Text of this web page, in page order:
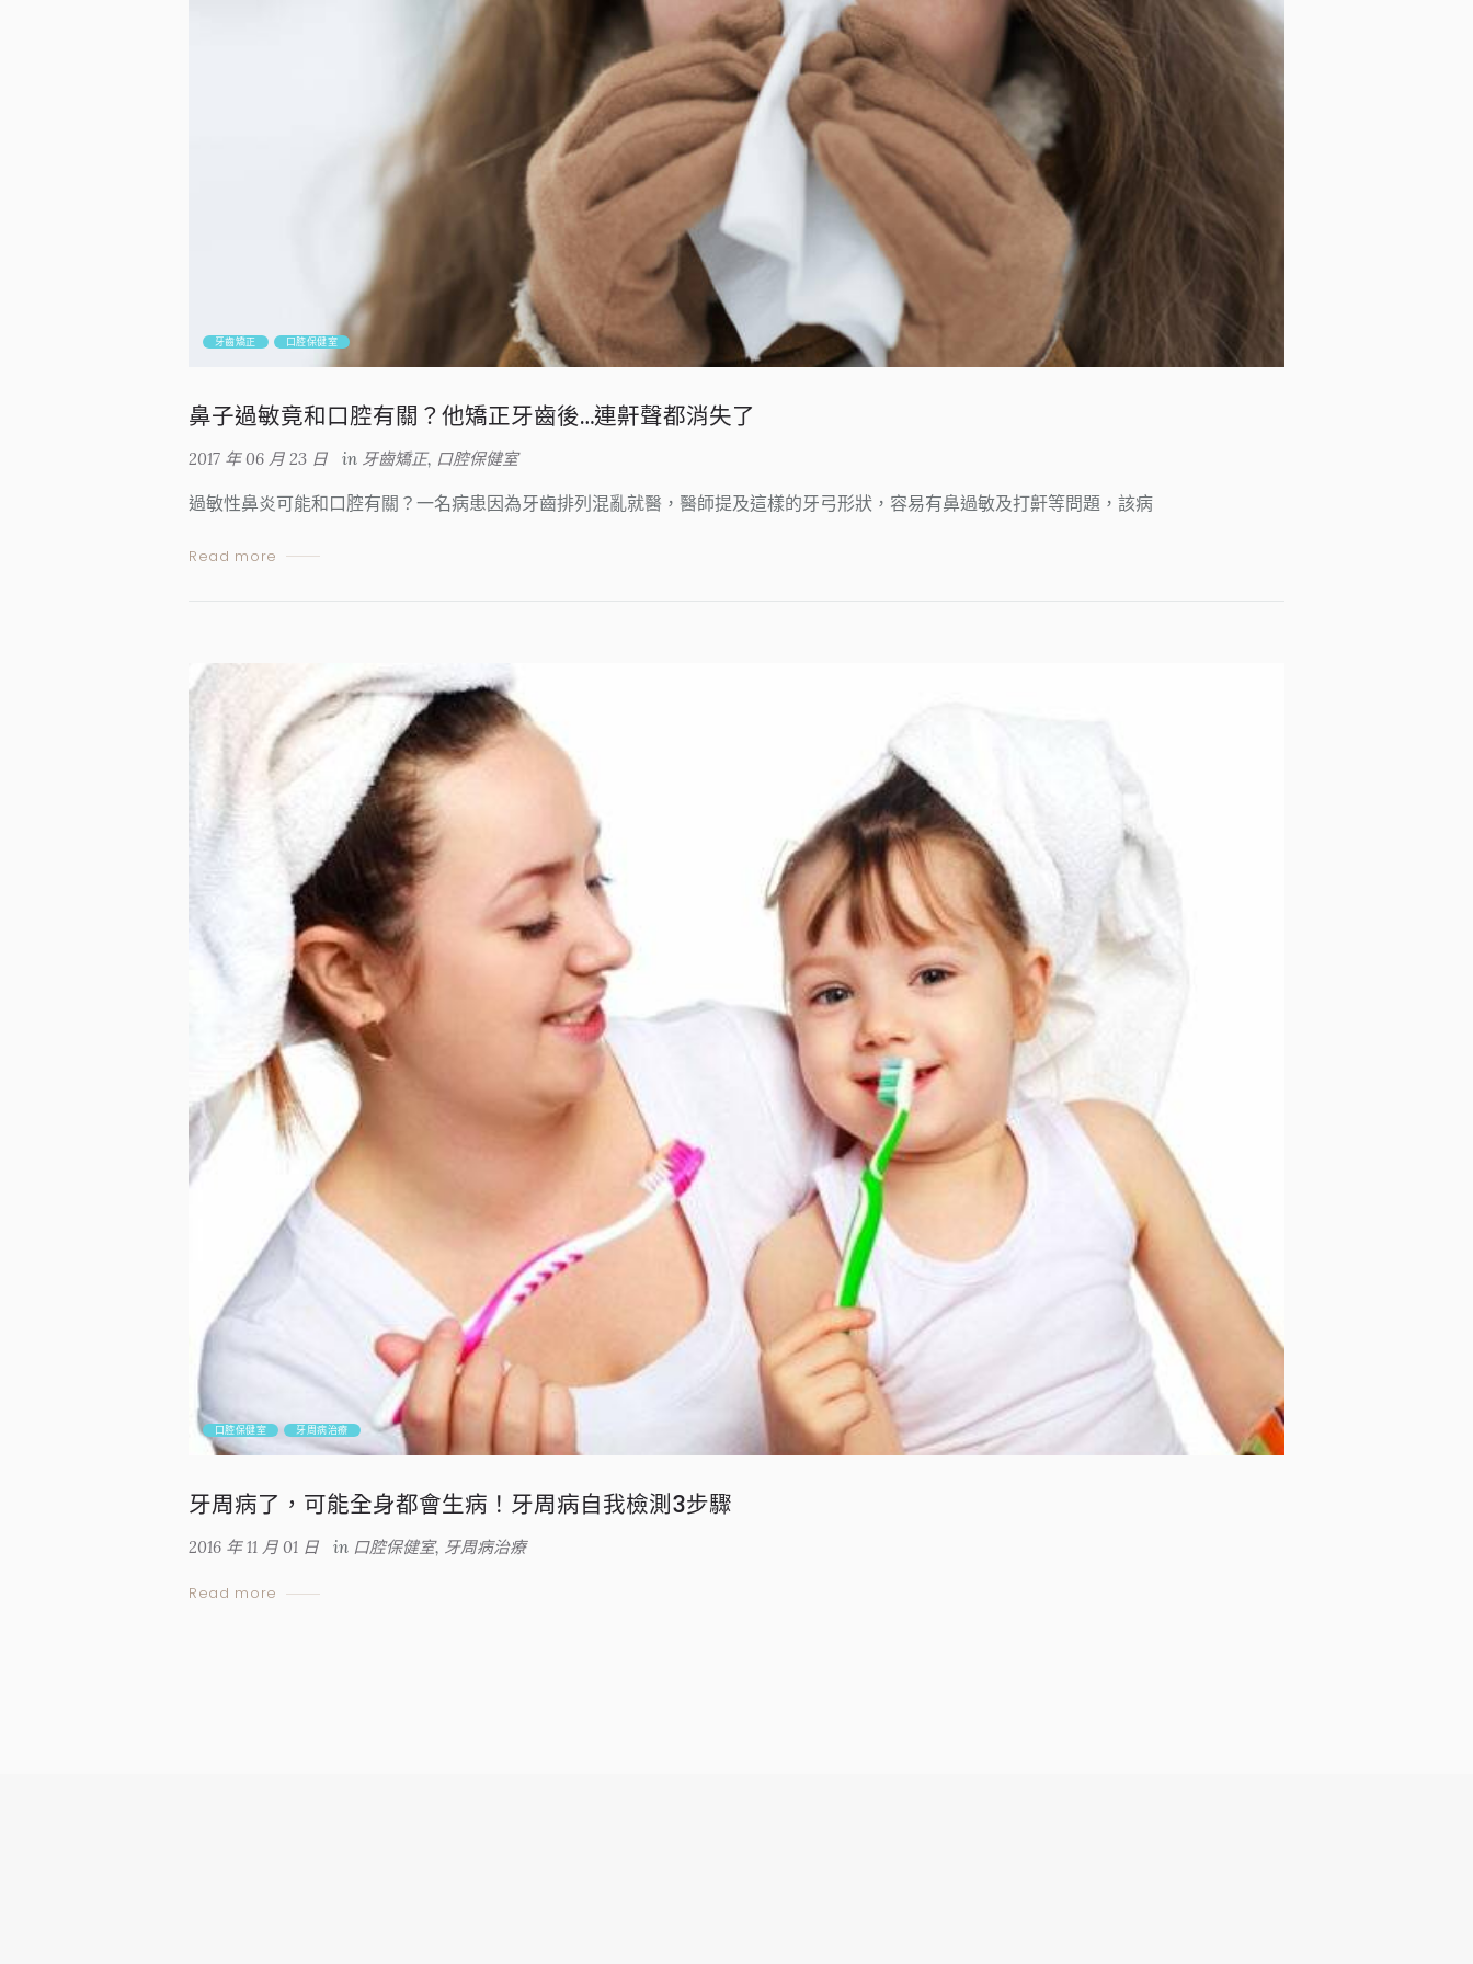
牙齒矯正 口腔保健室
鼻子過敏竟和口腔有關？他矯正牙齒後…連鼾聲都消失了
2017 年 06 月 23 日 in 牙齒矯正, 口腔保健室
過敏性鼻炎可能和口腔有關？一名病患因為牙齒排列混亂就醫，醫師提及這樣的牙弓形狀，容易有鼻過敏及打鼾等問題，該病
Read more
口腔保健室 牙周病治療
牙周病了，可能全身都會生病！牙周病自我檢測3步驟
2016 年 11 月 01 日 in 口腔保健室, 牙周病治療
Read more